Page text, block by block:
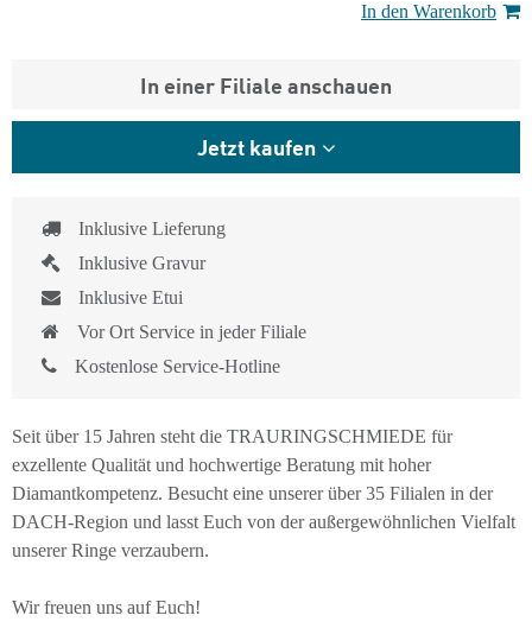
In den Warenkorb
In einer Filiale anschauen
Jetzt kaufen
Inklusive Lieferung
Inklusive Gravur
Inklusive Etui
Vor Ort Service in jeder Filiale
Kostenlose Service-Hotline
Seit über 15 Jahren steht die TRAURINGSCHMIEDE für
exzellente Qualität und hochwertige Beratung mit hoher
Diamantkompetenz. Besucht eine unserer über 35 Filialen in der
DACH-Region und lasst Euch von der außergewöhnlichen Vielfalt
unserer Ringe verzaubern.
Wir freuen uns auf Euch!